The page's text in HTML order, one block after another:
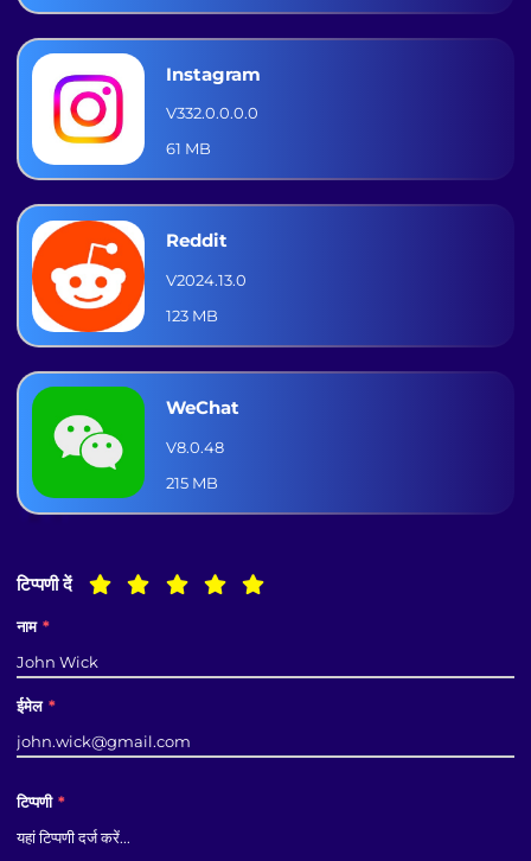
Instagram
V332.0.0.0.0
61 MB
Reddit
V2024.13.0
123 MB
WeChat
V8.0.48
215 MB
टिप्पणी दें
नाम *
ईमेल *
टिप्पणी *